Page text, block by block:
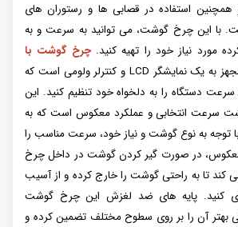
استفاده در قصابی ها و رستوران های
با این چرخ گوشت، می توانید به سرعت و به
مورد نیاز خود را تهیه کنید.چرخ گوشت با
ناسا NS-313 مجهز به یک نمایشگر LCD و کنترلر ولومی است که
دستگاه را به دلخواه خود تنظیم کنید. این
سرعت انتخابی و عملکرد معکوس است که به
توجه به نوع گوشت و نیاز خود، سرعت مناسب را
معکوس، در صورت گیر کردن گوشت در داخل چرخ
تا به راحتی گوشت را خارج کرده و از آسیب
کنید. پایه های ضد لغزش این چرخ گوشت
بهتر آن را بر روی سطوح مختلف تضمین کرده و